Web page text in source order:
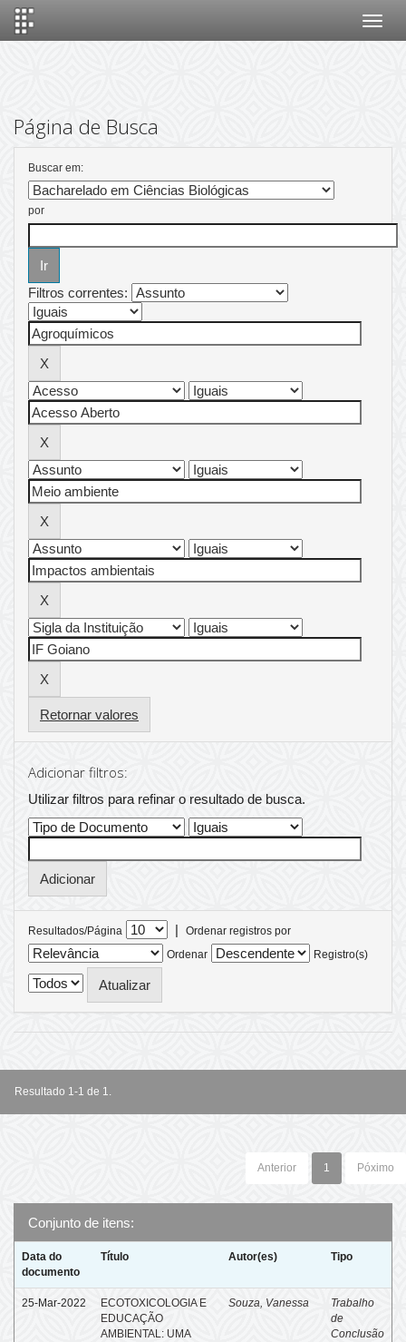
Página de Busca
Buscar em:
por
Filtros correntes:
Retornar valores
Adicionar filtros:
Utilizar filtros para refinar o resultado de busca.
Resultados/Página |
Ordenar registros por
Ordenar
Registro(s)
Resultado 1-1 de 1.
Anterior 1 Póximo
Conjunto de itens:
Data do
documento
Título Autor(es) Tipo
25-Mar-2022
ECOTOXICOLOGIA E
EDUCAÇÃO
AMBIENTAL: UMA
Souza, Vanessa
Trabalho
de
Conclusão